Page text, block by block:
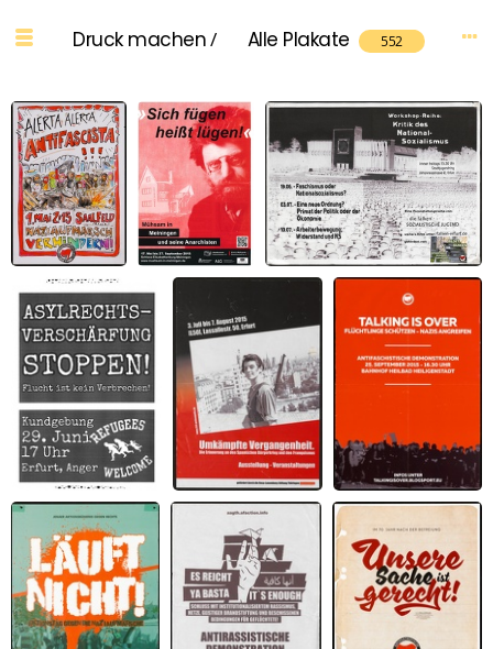
Druck machen/ Alle Plakate 552
1. Mai Saalfeld
2015
Mühsam in
Meiningen
Workshop-Reihe: Kritik des
Nationalsozialismus
Asylrechtsverschärfung
stoppen!
Umkämpfte
Vergangenheit. Die
Erinenrung an den
Spanischen
Bürgerkrieg und den
Franquismus
Talking is over